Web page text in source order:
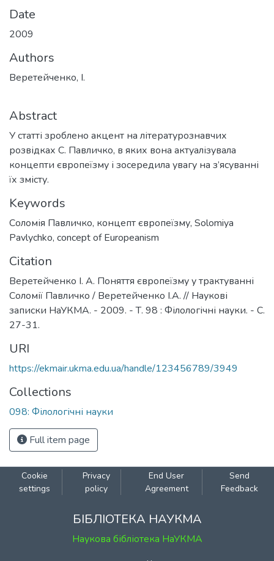
Date
2009
Authors
Веретейченко, І.
Abstract
У статті зроблено акцент на літературознавчих
розвідках С. Павличко, в яких вона актуалізувала
концепти європеїзму і зосередила увагу на з’ясуванні
їх змісту.
Keywords
Соломія Павличко, концепт європеїзму, Solomiya
Pavlychko, concept of Europeanism
Citation
Веретейченко І. А. Поняття європеїзму у трактуванні
Соломії Павличко / Веретейченко І.А. // Наукові
записки НаУКМА. - 2009. - Т. 98 : Філологічні науки. - С.
27-31.
URI
https://ekmair.ukma.edu.ua/handle/123456789/3949
Collections
098: Філологічні науки
Full item page
Cookie
settings
Privacy
policy
End User
Agreement
Send
Feedback
БІБЛІОТЕКА НАУКМА
Наукова бібліотека НаУКМА